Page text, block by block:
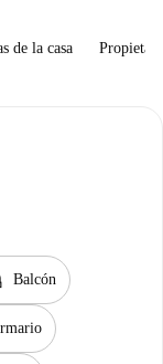
de la casa
Balcón